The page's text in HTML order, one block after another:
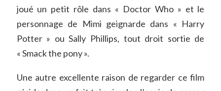
joué un petit rôle dans « Doctor Who » et le
personnage de Mimi geignarde dans « Harry
Potter » ou Sally Phillips, tout droit sortie de
« Smack the pony ».
Une autre excellente raison de regarder ce film